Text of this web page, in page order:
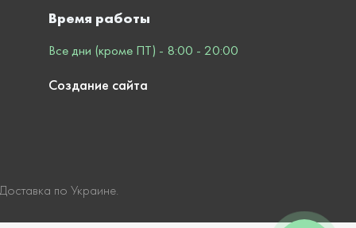
Время работы
Все дни (кроме ПТ) - 8:00 - 20:00
Создание сайта
по Украине.